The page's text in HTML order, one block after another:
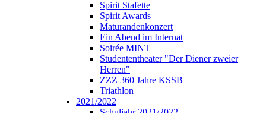
Spirit Stafette
Spirit Awards
Maturandenkonzert
Ein Abend im Internat
Soirée MINT
Studententheater "Der Diener zweier
Herren"
ZZZ 360 Jahre KSSB
Triathlon
2021/2022